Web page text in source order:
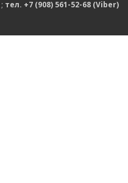
; тел. +7 (908) 561-52-68 (Viber)